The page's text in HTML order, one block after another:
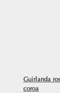
Guirlanda
coroa